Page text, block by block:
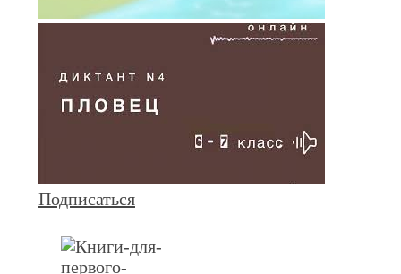
Подписаться